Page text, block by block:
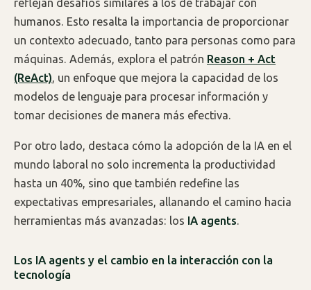
reflejan desafíos similares a los de trabajar con
humanos. Esto resalta la importancia de proporcionar
un contexto adecuado, tanto para personas como para
máquinas. Además, explora el patrón Reason + Act
(ReAct), un enfoque que mejora la capacidad de los
modelos de lenguaje para procesar información y
tomar decisiones de manera más efectiva.
Por otro lado, destaca cómo la adopción de la IA en el
mundo laboral no solo incrementa la productividad
hasta un 40%, sino que también redefine las
expectativas empresariales, allanando el camino hacia
herramientas más avanzadas: los IA agents.
Los IA agents y el cambio en la interacción con la
tecnología